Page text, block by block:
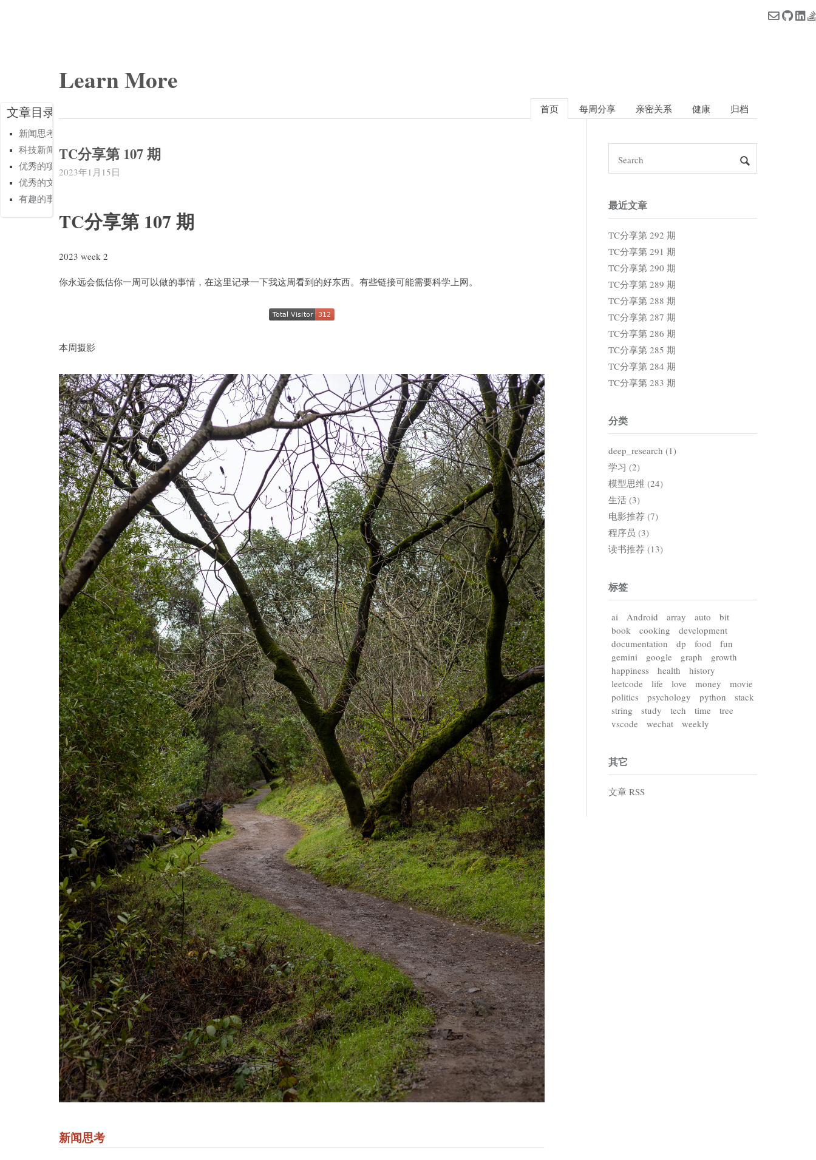
Learn More
首页 每周分享 亲密关系 健康 归档
文章目录
新闻思考
科技新闻
优秀的项目
优秀的文章
有趣的事情
TC分享第 107 期
2023年1月15日
TC分享第 107 期
2023 week 2
你永远会低估你一周可以做的事情，在这里记录一下我这周看到的好东西。有些链接可能需要科学上网。
本周摄影
新闻思考
最近文章
TC分享第 292 期
TC分享第 291 期
TC分享第 290 期
TC分享第 289 期
TC分享第 288 期
TC分享第 287 期
TC分享第 286 期
TC分享第 285 期
TC分享第 284 期
TC分享第 283 期
分类
deep_research (1)
学习 (2)
模型思维 (24)
生活 (3)
电影推荐 (7)
程序员 (3)
读书推荐 (13)
标签
ai Android array auto
bit
book
cooking
development
documentation
dp food
fun
gemini
google graph
growth
happiness
health
history
leetcode
life love money
movie
politics
psychology python
stack
string
study tech time
tree
vscode
wechat weekly
其它
文章 RSS